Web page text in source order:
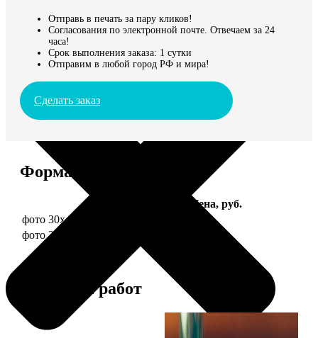
Отправь в печать за пару кликов!
Согласования по электронной почте. Отвечаем за 24
часа!
Срок выполнения заказа: 1 сутки
Отправим в любой город РФ и мира!
Сделать заказ
Форматы и цены
Цена, руб.
фото 30х40 в деревянной рамке
1490
фото 30х40 в алюминиевой рамке
Примеры работ